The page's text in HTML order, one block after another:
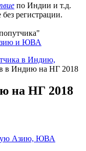
по Индии и т.д.
регистрации.
в Индию,
в Индию на НГ 2018
на НГ 2018
Азию, ЮВА